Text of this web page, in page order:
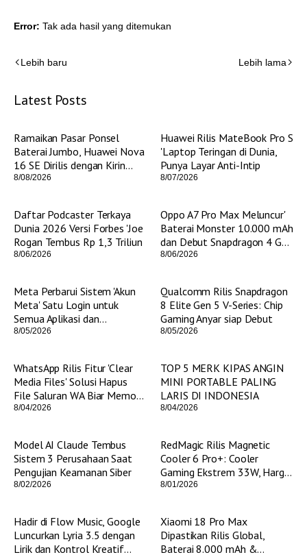
Error: Tak ada hasil yang ditemukan
Lebih baru Lebih lama
Latest Posts
Ramaikan Pasar Ponsel
Baterai Jumbo, Huawei Nova
16 SE Dirilis dengan Kirin
8020
8/08/2026
Huawei Rilis MateBook Pro S
'Laptop Teringan di Dunia,
Punya Layar Anti-Intip
8/07/2026
Daftar Podcaster Terkaya
Dunia 2026 Versi Forbes 'Joe
Rogan Tembus Rp 1,3 Triliun
8/06/2026
Oppo A7 Pro Max Meluncur'
Baterai Monster 10.000 mAh
dan Debut Snapdragon 4 Gen
5
8/06/2026
Meta Perbarui Sistem 'Akun
Meta' Satu Login untuk
Semua Aplikasi dan
Perangkat
8/05/2026
Qualcomm Rilis Snapdragon
8 Elite Gen 5 V-Series: Chip
Gaming Anyar siap Debut
8/05/2026
WhatsApp Rilis Fitur 'Clear
Media Files' Solusi Hapus
File Saluran WA Biar Memori
HP Enggak Penuh!
8/04/2026
TOP 5 MERK KIPAS ANGIN
MINI PORTABLE PALING
LARIS DI INDONESIA
8/04/2026
Model AI Claude Tembus
Sistem 3 Perusahaan Saat
Pengujian Keamanan Siber
8/02/2026
RedMagic Rilis Magnetic
Cooler 6 Pro+: Cooler
Gaming Ekstrem 33W, Harga
Cuma Rp 500 Ribuan
8/01/2026
Hadir di Flow Music, Google
Luncurkan Lyria 3.5 dengan
Lirik dan Kontrol Kreatif
Xiaomi 18 Pro Max
Dipastikan Rilis Global,
Baterai 8.000 mAh &